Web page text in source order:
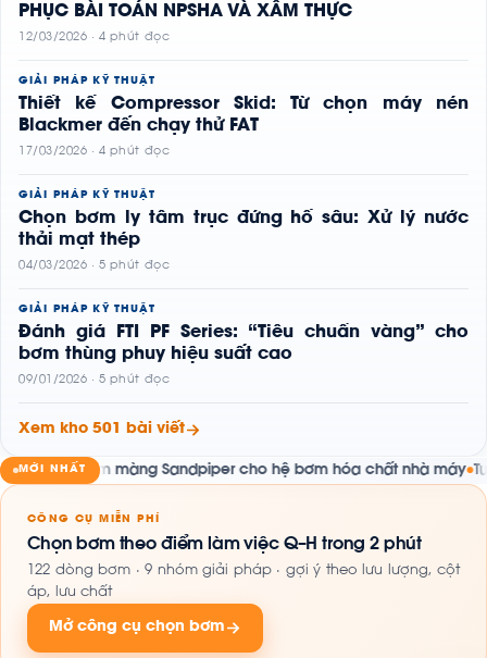
PHỤC BÀI TOÁN NPSHA VÀ XÂM THỰC
12/03/2026 · 4 phút đọc
GIẢI PHÁP KỸ THUẬT
Thiết kế Compressor Skid: Từ chọn máy nén
Blackmer đến chạy thử FAT
17/03/2026 · 4 phút đọc
GIẢI PHÁP KỸ THUẬT
Chọn bơm ly tâm trục đứng hố sâu: Xử lý nước
thải mạt thép
04/03/2026 · 5 phút đọc
GIẢI PHÁP KỸ THUẬT
Đánh giá FTI PF Series: “Tiêu chuẩn vàng” cho
bơm thùng phuy hiệu suất cao
09/01/2026 · 5 phút đọc
Xem kho 501 bài viết
MỚI NHẤT
bơm màng Sandpiper cho hệ bơm hóa chất nhà máy ●Tuyển
CÔNG CỤ MIỄN PHÍ
Chọn bơm theo điểm làm việc Q–H trong 2 phút
122 dòng bơm · 9 nhóm giải pháp · gợi ý theo lưu lượng, cột
áp, lưu chất
Mở công cụ chọn bơm